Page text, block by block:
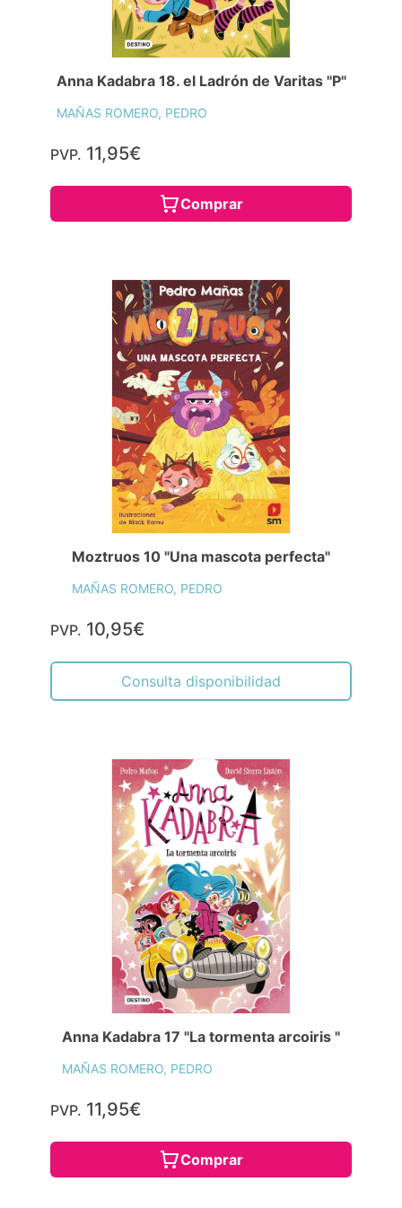
Anna Kadabra 18. el Ladrón de Varitas "P"
MAÑAS ROMERO, PEDRO
PVP. 11,95€
Comprar
Moztruos 10 "Una mascota perfecta"
MAÑAS ROMERO, PEDRO
PVP. 10,95€
Consulta disponibilidad
Anna Kadabra 17 "La tormenta arcoiris "
MAÑAS ROMERO, PEDRO
PVP. 11,95€
Comprar